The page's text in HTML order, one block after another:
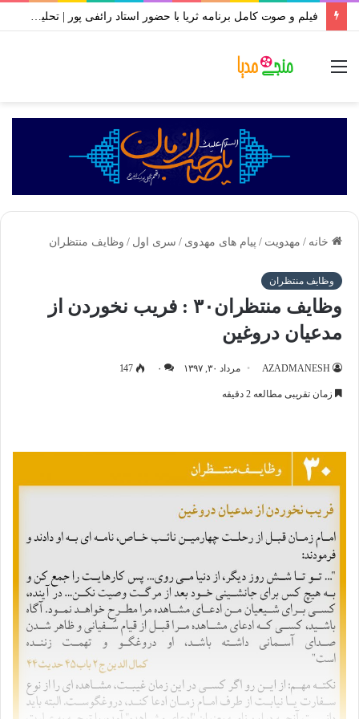
فیلم و صوت کامل برنامه ثریا با حضور استاد رائفی پور | تحلیل حوادث اخیر ایران | مهر ۱۴۰۱
خانه / مهدویت / پیام های مهدوی / سری اول / وظایف منتظران
وظایف منتظران
وظایف منتظران۳۰ : فریب نخوردن از
مدعیان دروغین
AZADMANESH مرداد ۳۰, ۱۳۹۷ ۰ 147
زمان تقریبی مطالعه 2 دقیقه